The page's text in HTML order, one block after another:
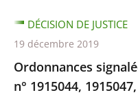
Ordonnances
n° 1915044,
DÉCISION DE JUSTICE
19 décembre 2019